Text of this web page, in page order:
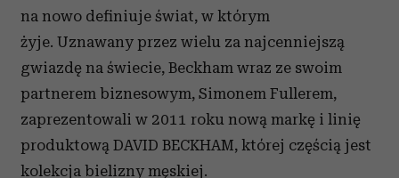
na nowo definiuje świat, w którym
żyje. Uznawany przez wielu za najcenniejszą
gwiazdę na świecie, Beckham wraz ze swoim
partnerem biznesowym, Simonem Fullerem,
zaprezentowali w 2011 roku nową markę i linię
produktową DAVID BECKHAM, której częścią jest
kolekcja bielizny męskiej.